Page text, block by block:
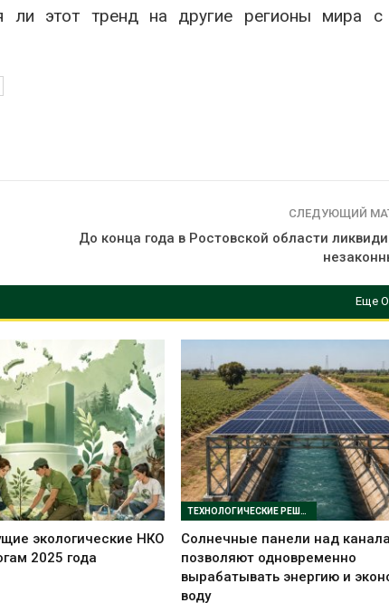
ли этот тренд на другие регионы мира
СЛЕДУЮЩИЙ
До конца года в Ростовской области
Еще
экологические НКО
2025 года
ТЕХНОЛОГИЧЕСКИЕ РЕШЕНИЯ
Солнечные панели над
позволяют одновременно
вырабатывать энергию и
воду